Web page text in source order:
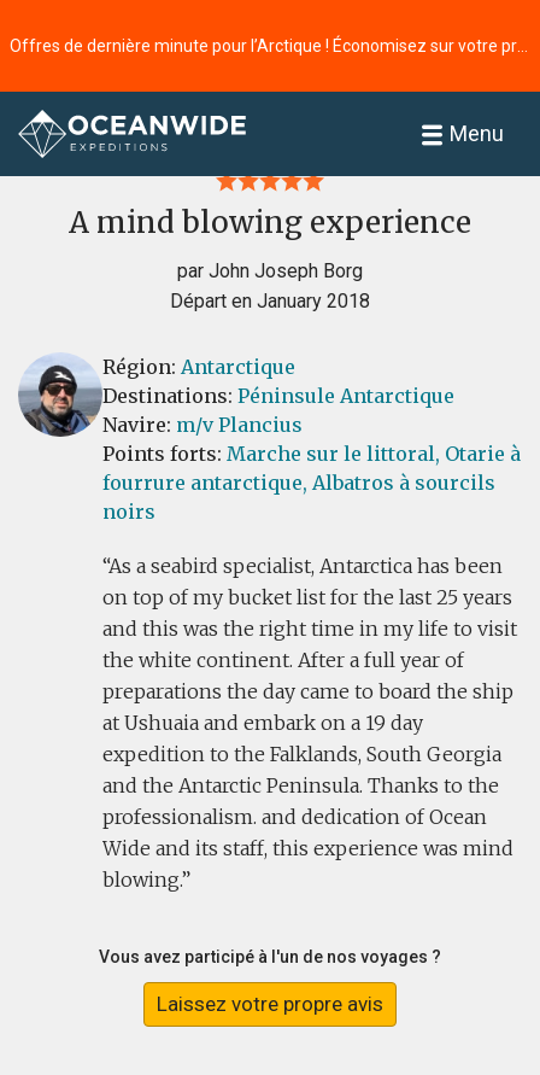
Menu
Accueil
A mind blowing experience
par John Joseph Borg
Départ en January 2018
Région: Antarctique
Destinations: Péninsule Antarctique
Navire: m/v Plancius
Points forts: Marche sur le littoral, Otarie à
fourrure antarctique, Albatros à sourcils
noirs
As a seabird specialist, Antarctica has been
on top of my bucket list for the last 25 years
and this was the right time in my life to visit
the white continent. After a full year of
preparations the day came to board the ship
at Ushuaia and embark on a 19 day
expedition to the Falklands, South Georgia
and the Antarctic Peninsula. Thanks to the
professionalism. and dedication of Ocean
Wide and its staff, this experience was mind
blowing.
Vous avez participé à l'un de nos voyages ?
Laissez votre propre avis